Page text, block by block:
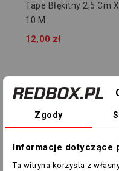
Tape Błękitny 2,5 Cm X
10 M
12,00 zł
Zgody
Informacje dotyczące
Ta witryna korzysta z